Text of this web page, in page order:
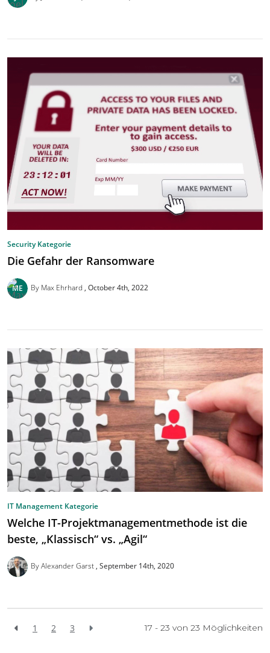
Security Kategorie
Die Gefahr der Ransomware
By Max Ehrhard October 4th, 2022
IT Management Kategorie
Welche IT-Projektmanagementmethode ist die
beste, „Klassisch“ vs. „Agil“
By Alexander Garst September 14th, 2020
1 2 3 17 - 23 von 23 Möglichkeiten